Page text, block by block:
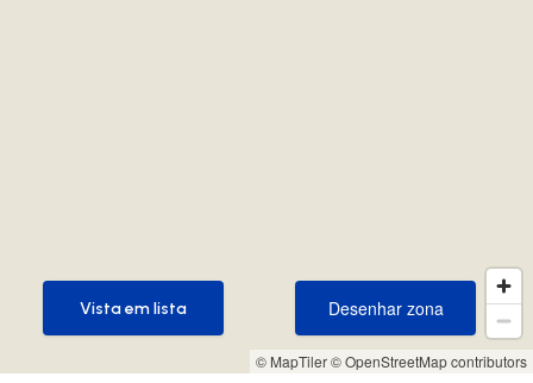
© MapTiler© OpenStreetMap contributors
Desenhar zona
Desenhar zona
Vista em lista
Vista em lista